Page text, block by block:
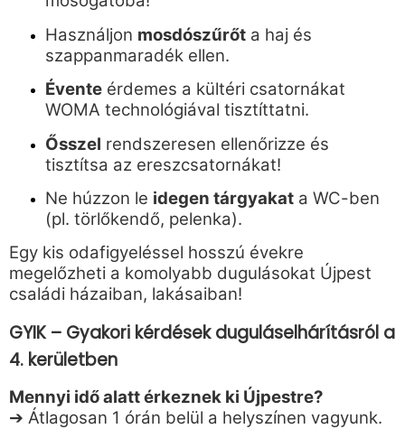
Használjon mosdószűrőt a haj és
szappanmaradék ellen.
Évente érdemes a kültéri csatornákat
WOMA technológiával tisztíttatni.
Ősszel rendszeresen ellenőrizze és
tisztítsa az ereszcsatornákat!
Ne húzzon le idegen tárgyakat a WC-ben
(pl. törlőkendő, pelenka).
Egy kis odafigyeléssel hosszú évekre
megelőzheti a komolyabb dugulásokat Újpest
családi házaiban, lakásaiban!
GYIK – Gyakori kérdések duguláselhárításról a
4. kerületben
Mennyi idő alatt érkeznek ki Újpestre?
➔ Átlagosan 1 órán belül a helyszínen vagyunk.